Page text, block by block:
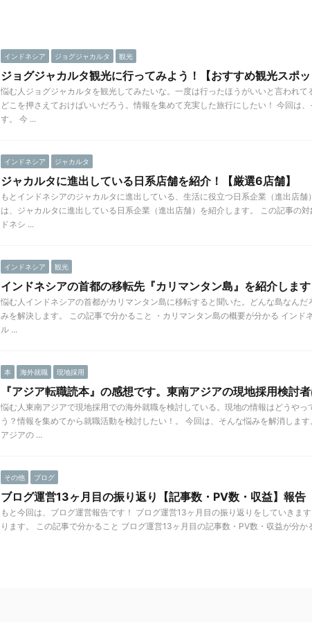
インドネシア ジョグジャカルタ 観光
ジョグジャカルタ観光に行ってみよう！【おすすめ観光スポッ
悩む人ジョグジャカルタを観光してみたいな。一度は行ったほうがいいと言われて
どこを押さえておけばいいだろう。情報を集めて充実した旅行にしたい！ 今回は
す。 今 ...
インドネシア ジャカルタ
ジャカルタに進出している日系店舗を紹介！【厳選6店舗】
もとインドネシアのジャカルタに進出している、生活に役立つ日系企業（進出店舗
は、ジャカルタに進出している日系企業（進出店舗）を紹介します。 この記事の
ドネシ ...
インドネシア 観光
インドネシアの首都の移転先『カリマンタン島』を紹介します
悩む人インドネシアの首都がカリマンタン島に移転すると聞いた。どんな島なんだ
みを解決します。 この記事で分かること ・カリマンタン島の概要が分かる インド
ル ...
本 海外就職 現地採用
『アジア転職読本』の感想です。東南アジアの現地採用検討者
悩む人東南アジアで現地採用での海外就職を検討している。現地の情報はどうやっ
う？情報を集めてから就職活動を検討したい！。 今回は、そんな悩みを解消しま
アジアの ...
その他 ブログ
ブログ運営13ヶ月目の振り返り【記事数・PV数・収益】報告
もと今回は、ブログ運営報告です！ ブログ運営13ヶ月目の振り返りをしていきま
ります。 この記事で分かること ブログ運営13ヶ月目の記事数・PV数・収益が分か